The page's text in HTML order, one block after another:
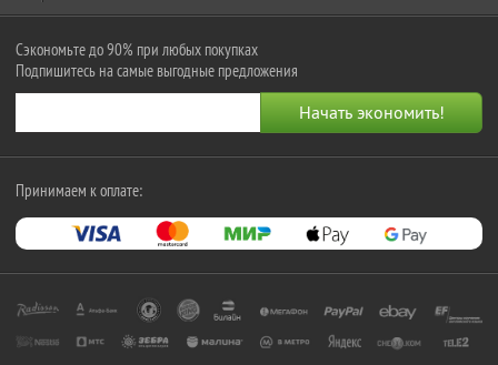
Сэкономьте до 90% при любых покупках
Подпишитесь на самые выгодные предложения
Принимаем к оплате: